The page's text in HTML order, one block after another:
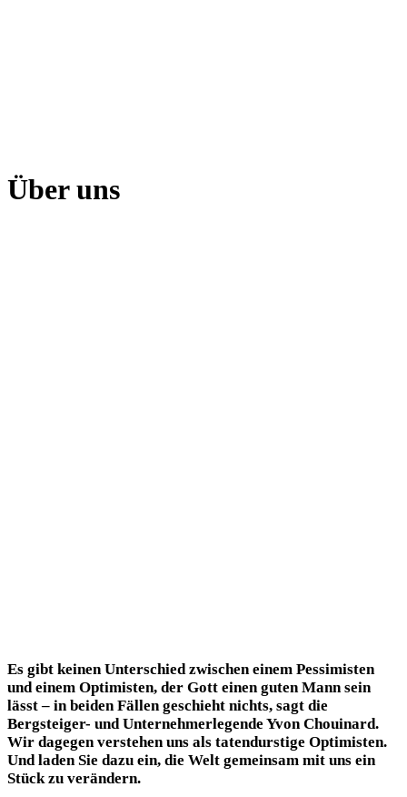
Über uns
Es gibt keinen Unterschied zwischen einem Pessimisten
und einem Optimisten, der Gott einen guten Mann sein
lässt – in beiden Fällen geschieht nichts, sagt die
Bergsteiger- und Unternehmerlegende Yvon Chouinard.
Wir dagegen verstehen uns als tatendurstige Optimisten.
Und laden Sie dazu ein, die Welt gemeinsam mit uns ein
Stück zu verändern.